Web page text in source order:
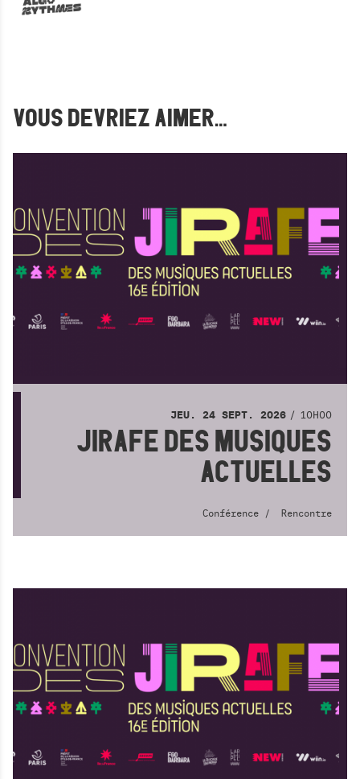
VOUS DEVRIEZ AIMER…
JEU. 24 SEPT. 2026 10H00
JIRAFE DES MUSIQUES
ACTUELLES
Conférence Rencontre